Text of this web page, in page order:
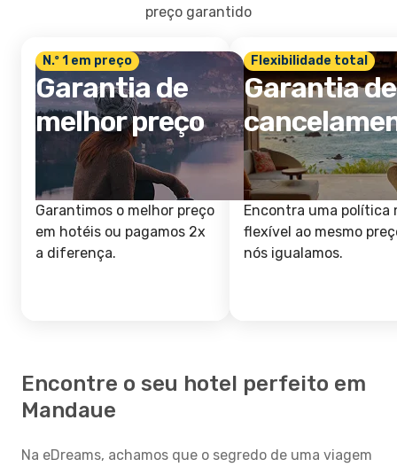
preço garantido
N.º 1 em preço
Garantia de
melhor preço
Garantimos o melhor preço
em hotéis ou pagamos 2x
a diferença.
Flexibilidade total
Garantia de
Encontra uma política
flexível ao mesmo
nós igualamos.
Encontre o seu hotel perfeito em
Mandaue
Na eDreams, achamos que o segredo de uma viagem